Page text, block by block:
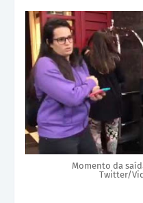
Momento da
Twitter/